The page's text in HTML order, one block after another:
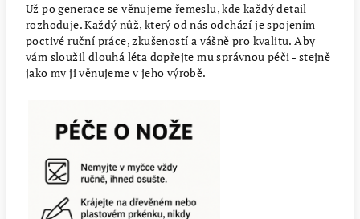
Už po generace se věnujeme řemeslu, kde každý detail
rozhoduje. Každý nůž, který od nás odchází je spojením
poctivé ruční práce, zkušeností a vášně pro kvalitu. Aby
vám sloužil dlouhá léta dopřejte mu správnou péči - stejně
jako my ji věnujeme v jeho výrobě.